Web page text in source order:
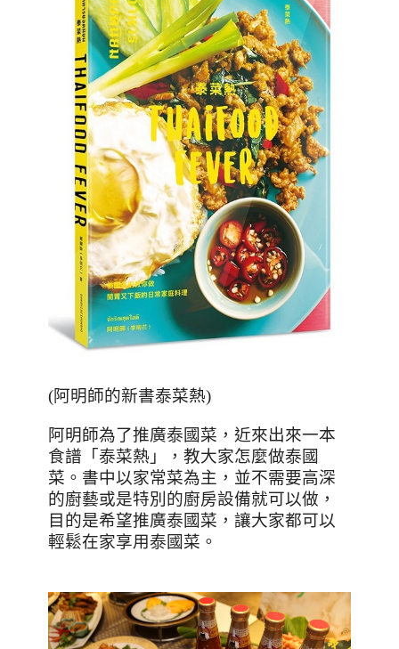
(阿明師的新書泰菜熱)
阿明師為了推廣泰國菜，近來出來一本
食譜「泰菜熱」，教大家怎麼做泰國
菜。書中以家常菜為主，並不需要高深
的廚藝或是特別的廚房設備就可以做，
目的是希望推廣泰國菜，讓大家都可以
輕鬆在家享用泰國菜。